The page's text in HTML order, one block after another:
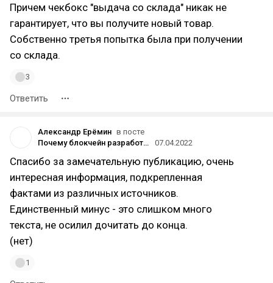
Причем чекбокс "выдача со склада" никак не
гарантирует, что вы получите новый товар.
Собственно третья попытка была при получении
со склада.
3
Ответить
Александр Ерёмин в посте
Почему блокчейн разработчики выбирают Golang
07.04.2022
Спасибо за замечательную публикацию, очень
интересная информация, подкрепленная
фактами из различных источников.
Единственный минус - это слишком много
текста, не осилил дочитать до конца.
(нет)
1